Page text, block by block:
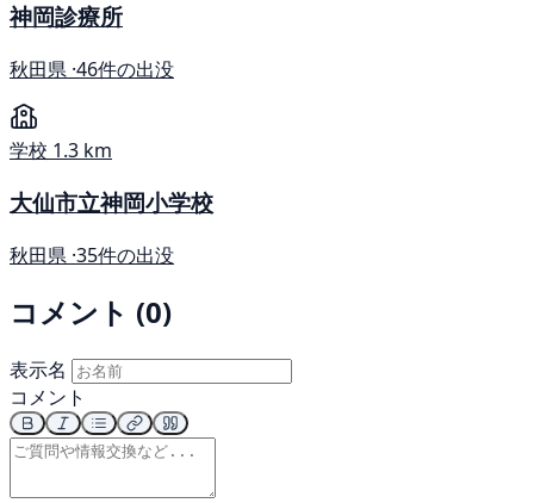
神岡診療所
秋田県 ·46件の出没
学校 1.3 km
大仙市立神岡小学校
秋田県 ·35件の出没
コメント (0)
表示名
コメント